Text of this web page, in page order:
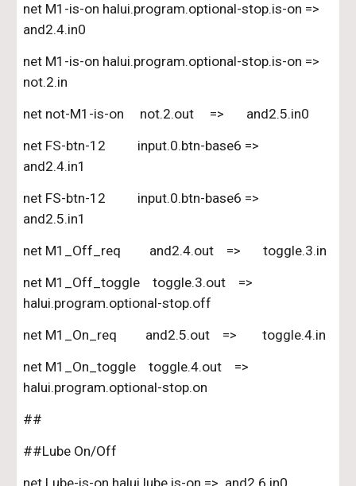
net M1-is-on halui.program.optional-stop.is-on =>
and2.4.in0
net M1-is-on halui.program.optional-stop.is-on =>
not.2.in
net not-M1-is-on     not.2.out     =>       and2.5.in0
net FS-btn-12          input.0.btn-base6 =>
and2.4.in1
net FS-btn-12          input.0.btn-base6 =>
and2.5.in1
net M1_Off_req         and2.4.out    =>       toggle.3.in
net M1_Off_toggle    toggle.3.out    =>
halui.program.optional-stop.off
net M1_On_toggle    toggle.4.out    =>
halui.program.optional-stop.on
##
##Lube On/Off
net Lube-is-on halui.lube.is-on =>  and2.6.in0